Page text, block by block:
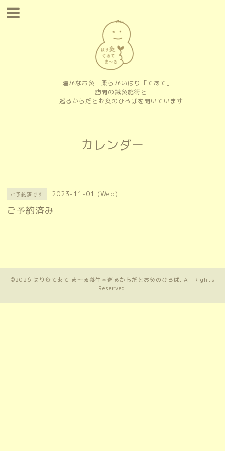
温かなお灸 柔らかいはり「てあて」
訪問の鍼灸施術と
巡るからだとお灸のひろばを開いています
カレンダー
ご予約済です 2023-11-01 (Wed)
ご予約済み
©2026 はり灸てあて ま〜る養生＊巡るからだとお灸のひろば. All Rights
Reserved.